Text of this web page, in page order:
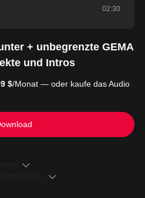
02:30
+ unbegrenzte GEMA
und Intros
$/Monat — oder kaufe das Audio